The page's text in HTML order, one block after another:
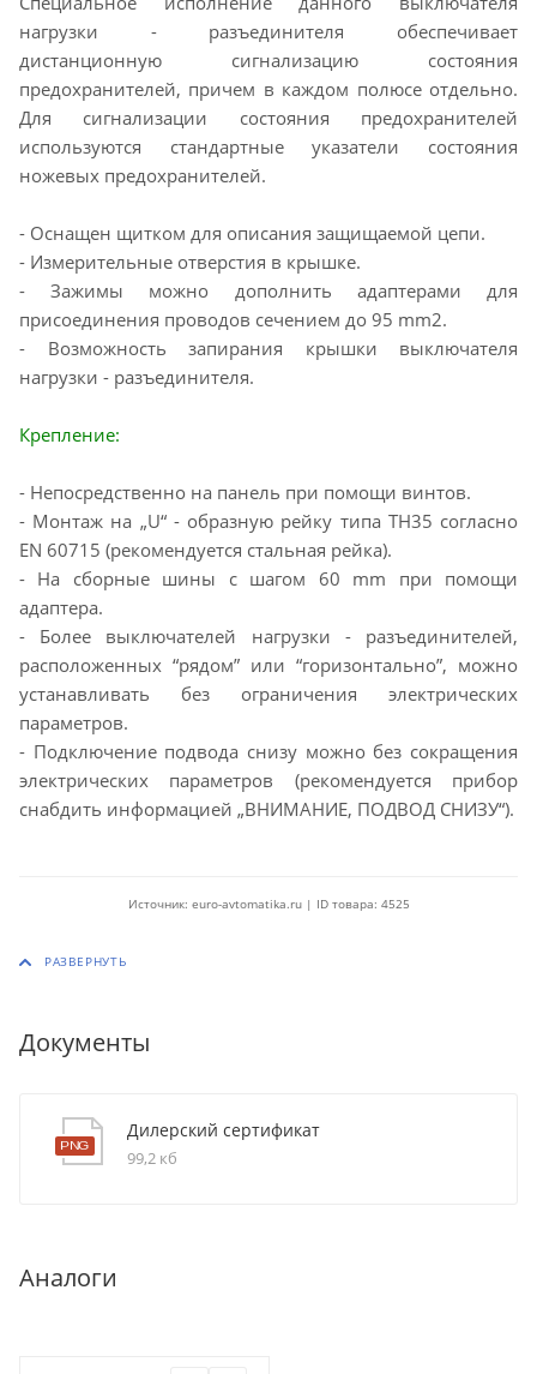
нагрузки - разъединителя обеспечивает
дистанционную сигнализацию состояния
предохранителей, причем в каждом полюсе отдельно.
Для сигнализации состояния предохранителей
используются стандартные указатели состояния
ножевых предохранителей.
- Оснащен щитком для описания защищаемой цепи.
- Измерительные отверстия в крышке.
- Зажимы можно дополнить адаптерами для
присоединения проводов сечением до 95 mm2.
- Возможность запирания крышки выключателя
нагрузки - разъединителя.
Крепление:
- Непосредственно на панель при помощи винтов.
- Монтаж на „U“ - образную рейку типа TH35 согласно
EN 60715 (рекомендуется стальная рейка).
- На сборные шины с шагом 60 mm при помощи
адаптера.
- Более выключателей нагрузки - разъединителей,
расположенных “рядом” или “горизонтально”, можно
устанавливать без ограничения электрических
параметров.
- Подключение подвода снизу можно без сокращения
электрических параметров (рекомендуется прибор
снабдить информацией „ВНИМАНИЕ, ПОДВОД СНИЗУ“).
Источник: euro-avtomatika.ru | ID товара: 4525
Документы
Дилерский сертификат
99,2 кб
Аналоги